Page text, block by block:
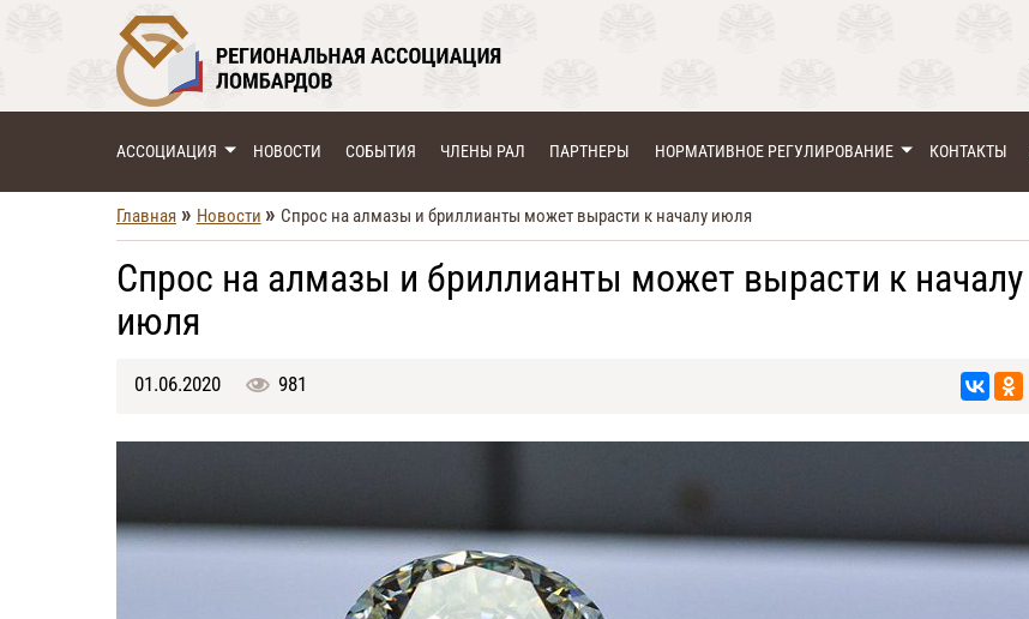
АССОЦИАЦИЯ НОВОСТИ СОБЫТИЯ ЧЛЕНЫ РАЛ ПАРТНЕРЫ НОРМАТИВНОЕ РЕГУЛИРОВАНИЕ КОНТАКТЫ
Главная » Новости » Спрос на алмазы и бриллианты может вырасти к началу июля
Спрос на алмазы и бриллианты может вырасти к началу
июля
01.06.2020 981